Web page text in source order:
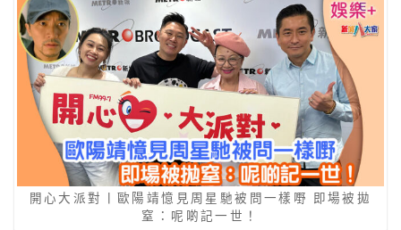
開心大派對丨歐陽靖憶見周星馳被問一樣嘢 即場被拋
窒：呢啲記一世！